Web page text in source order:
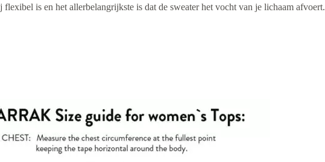
is en het allerbelangrijkste is dat de sweater het vocht van je lichaam afvoert.